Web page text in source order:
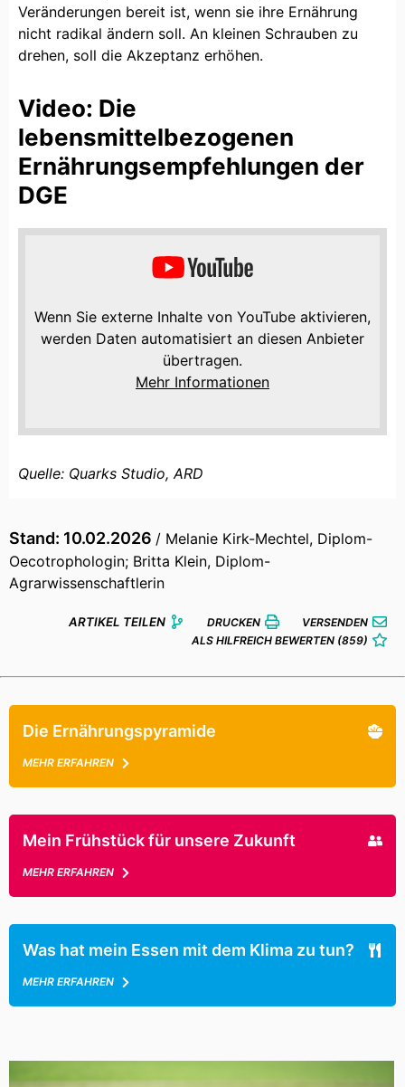
Veränderungen bereit ist, wenn sie ihre Ernährung
nicht radikal ändern soll. An kleinen Schrauben zu
drehen, soll die Akzeptanz erhöhen.
Video: Die
lebensmittelbezogenen
Ernährungsempfehlungen der
DGE
Wenn Sie externe Inhalte von YouTube aktivieren,
werden Daten automatisiert an diesen Anbieter
übertragen.
Mehr Informationen
DAUERHAFT AKTIVIEREN
Quelle: Quarks Studio, ARD
Stand: 10.02.2026 / Melanie Kirk-Mechtel, Diplom-
Oecotrophologin; Britta Klein, Diplom-
Agrarwissenschaftlerin
ARTIKEL TEILEN DRUCKEN
VERSENDEN
ALS HILFREICH BEWERTEN (859)
Die Ernährungspyramide
MEHR ERFAHREN
Mein Frühstück für unsere Zukunft
MEHR ERFAHREN
Was hat mein Essen mit dem Klima zu tun?
MEHR ERFAHREN